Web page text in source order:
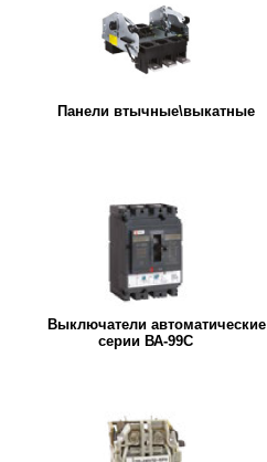
Панели втычные\выкатные
Выключатели автоматические
серии ВА-99С